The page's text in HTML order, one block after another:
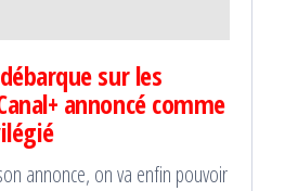
sur les
annoncé comme
annonce, on va enfin pouvoir